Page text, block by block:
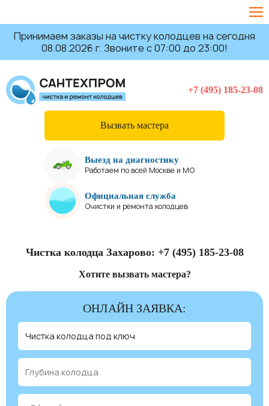
Принимаем заказы на чистку колодцев на сегодня
08.08.2026 г. Звоните с 07:00 до 23:00!
Вызвать мастера
Выезд на диагностику
Работаем по всей Москве и МО
Официальная служба
Очистки и ремонта колодцев
+7 (495) 185-23-08
Чистка колодца Захарово: +7 (495) 185-23-08
Хотите вызвать мастера?
ОНЛАЙН ЗАЯВКА: